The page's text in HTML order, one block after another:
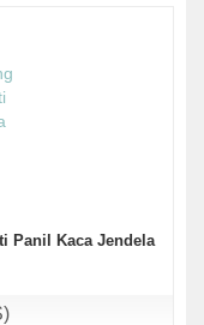
Panil Kaca Jendela